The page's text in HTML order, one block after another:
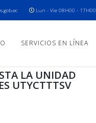
Lun - Vie 08H00 - 17H00
SERVICIOS EN LÍNEA
LA UNIDAD
UTYCTTTSV